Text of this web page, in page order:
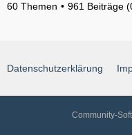
60 Themen 961 Beiträge
Datenschutzerklärung
Community-